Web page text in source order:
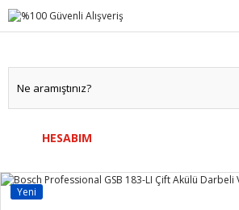
HESABIM
Yeni